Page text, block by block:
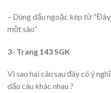
– Dùng dấu ngoặc kép từ
một sào”
3- Trang 143 SGK
Vì sao hai câu sau đây có ý
dấu câu khác nhau ?